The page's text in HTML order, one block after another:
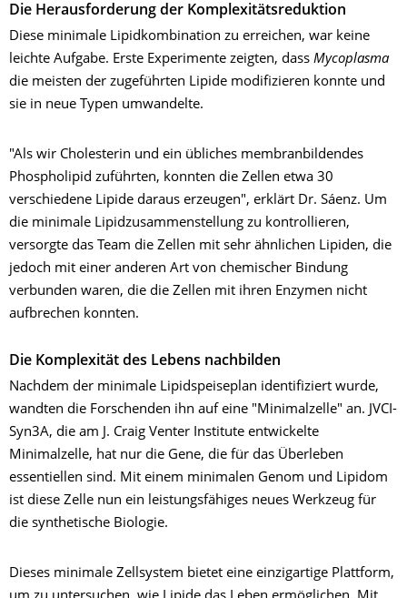
Die Herausforderung der Komplexitätsreduktion
Diese minimale Lipidkombination zu erreichen, war keine
leichte Aufgabe. Erste Experimente zeigten, dass Mycoplasma
die meisten der zugeführten Lipide modifizieren konnte und
sie in neue Typen umwandelte.
"Als wir Cholesterin und ein übliches membranbildendes
Phospholipid zuführten, konnten die Zellen etwa 30
verschiedene Lipide daraus erzeugen", erklärt Dr. Sáenz. Um
die minimale Lipidzusammenstellung zu kontrollieren,
versorgte das Team die Zellen mit sehr ähnlichen Lipiden, die
jedoch mit einer anderen Art von chemischer Bindung
verbunden waren, die die Zellen mit ihren Enzymen nicht
aufbrechen konnten.
Die Komplexität des Lebens nachbilden
Nachdem der minimale Lipidspeiseplan identifiziert wurde,
wandten die Forschenden ihn auf eine "Minimalzelle" an. JVCI-
Syn3A, die am J. Craig Venter Institute entwickelte
Minimalzelle, hat nur die Gene, die für das Überleben
essentiellen sind. Mit einem minimalen Genom und Lipidom
ist diese Zelle nun ein leistungsfähiges neues Werkzeug für
die synthetische Biologie.
Dieses minimale Zellsystem bietet eine einzigartige Plattform,